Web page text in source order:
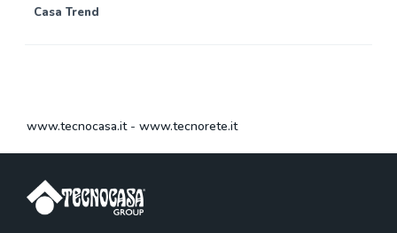
Casa Trend
www.tecnocasa.it- www.tecnorete.it